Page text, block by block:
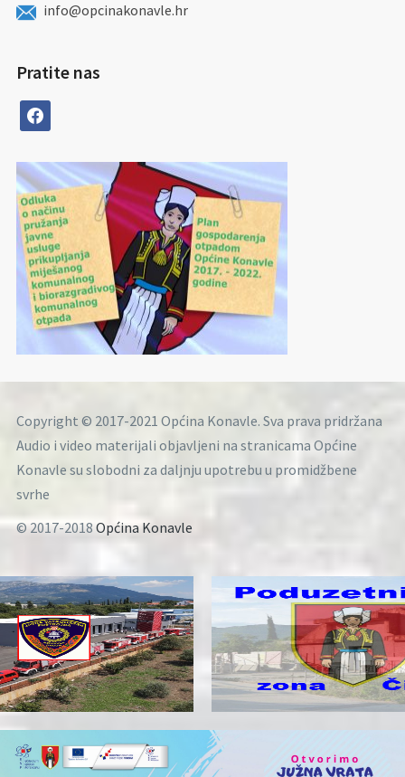
info@opcinakonavle.hr
Pratite nas
facebook
Copyright © 2017-2021 Općina Konavle. Sva prava pridržana
Audio i video materijali objavljeni na stranicama Općine
Konavle su slobodni za daljnju upotrebu u promidžbene
svrhe
© 2017-2018Općina Konavle